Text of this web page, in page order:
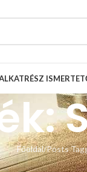
Főoldal Posts